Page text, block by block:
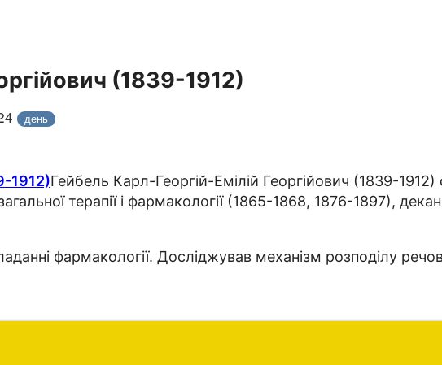
(1839-1912)
день
Гейбель Карл-Георгій-Емілій Георгійович (1839-
терапії і фармакології (1865-1868, 1876-1897),
фармакології. Досліджував механізм розподілу